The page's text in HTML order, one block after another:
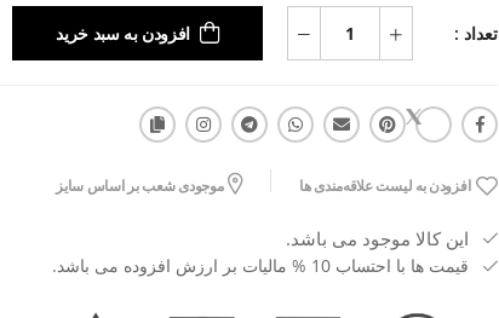
تعداد : افزودن به سبد خرید
افزودن به لیست علاقه‌مندی ها موجودی شعب بر اساس سایز
این کالا موجود می باشد.
قیمت ها با احتساب 10 % مالیات بر ارزش افزوده می باشد.